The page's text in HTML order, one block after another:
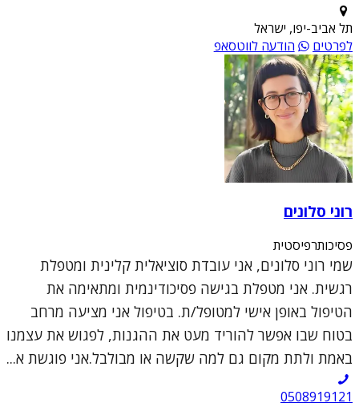
תל אביב-יפו, ישראל
לפרטים
הודעה לווטסאפ
רוני סלונים
פסיכותרפיסטית
שמי רוני סלונים, אני עובדת סוציאלית קלינית ומטפלת
רגשית. אני מטפלת בגישה פסיכודינמית ומתאימה את
הטיפול באופן אישי למטופל/ת. בטיפול אני מציעה מרחב
בטוח שבו אפשר להוריד מעט את ההגנות, לפגוש את עצמנו
באמת ולתת מקום גם למה שקשה או מבולבל.אני פוגשת א...
0508919121